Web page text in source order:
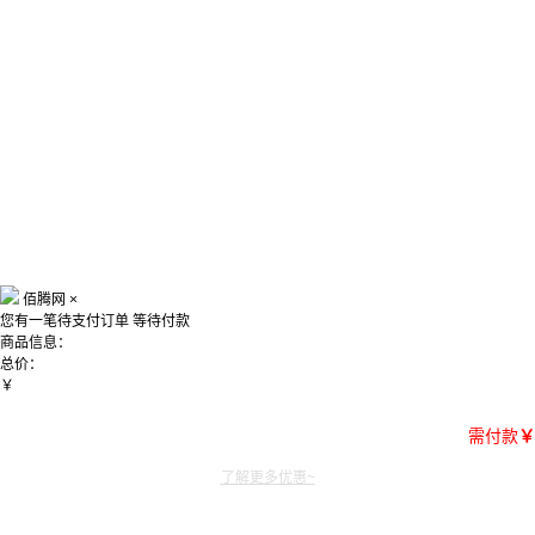
佰腾网 ×
您有一笔待支付订单 等待付款
商品信息：
总价：
￥
需付款￥
了解更多优惠~